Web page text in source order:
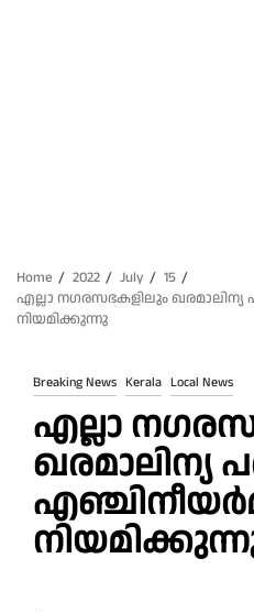
Home 2022 July
15
എല്ലാ നഗരസഭകളിലും ഖരമാലിന്യ
നിയമിക്കുന്നു
Breaking News Kerala Local News
എല്ലാ
ഖരമാലിന്യ